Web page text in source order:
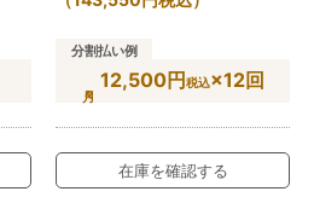
分割払い例
12,500円税込×12回
在庫を確認する